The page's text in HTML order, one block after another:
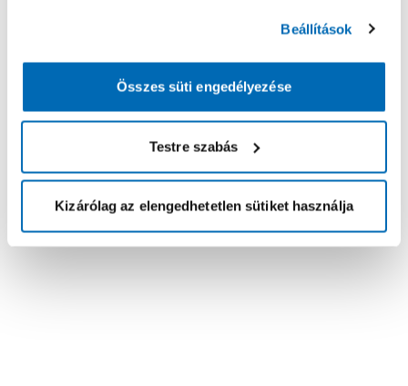
Beállítások
Összes süti engedélyezése
Testre szabás
Kizárólag az elengedhetetlen sütiket használja